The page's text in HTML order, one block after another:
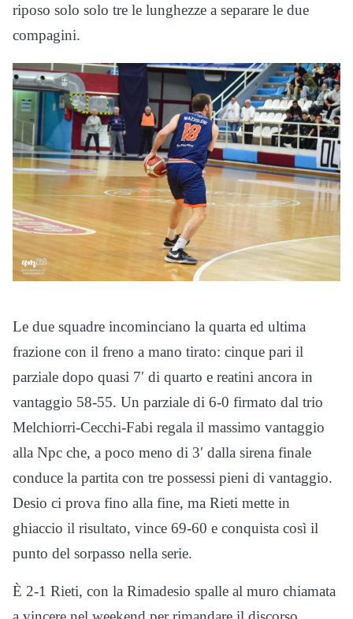
riposo solo solo tre le lunghezze a separare le due
compagini.
Le due squadre incominciano la quarta ed ultima
frazione con il freno a mano tirato: cinque pari il
parziale dopo quasi 7′ di quarto e reatini ancora in
vantaggio 58-55. Un parziale di 6-0 firmato dal trio
Melchiorri-Cecchi-Fabi regala il massimo vantaggio
alla Npc che, a poco meno di 3′ dalla sirena finale
conduce la partita con tre possessi pieni di vantaggio.
Desio ci prova fino alla fine, ma Rieti mette in
ghiaccio il risultato, vince 69-60 e conquista così il
punto del sorpasso nella serie.
È 2-1 Rieti, con la Rimadesio spalle al muro chiamata